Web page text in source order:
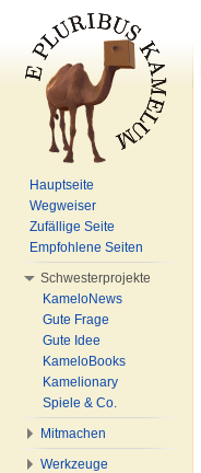
Hauptseite
Wegweiser
Zufällige Seite
Empfohlene Seiten
Schwesterprojekte
KameloNews
Gute Frage
Gute Idee
KameloBooks
Kamelionary
Spiele & Co.
Mitmachen
Werkzeuge